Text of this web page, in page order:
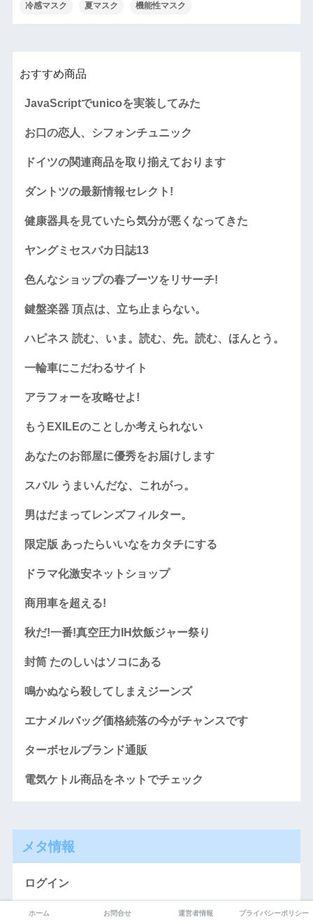
冷感マスク 夏マスク 機能性マスク
おすすめ商品
JavaScriptでunicoを実装してみた
お口の恋人、シフォンチュニック
ドイツの関連商品を取り揃えております
ダントツの最新情報セレクト!
健康器具を見ていたら気分が悪くなってきた
ヤングミセスバカ日誌13
色んなショップの春ブーツをリサーチ!
鍵盤楽器 頂点は、立ち止まらない。
ハピネス 読む、いま。読む、先。読む、ほんとう。
一輪車にこだわるサイト
アラフォーを攻略せよ!
もうEXILEのことしか考えられない
あなたのお部屋に優秀をお届けします
スバル うまいんだな、これがっ。
男はだまってレンズフィルター。
限定版 あったらいいなをカタチにする
ドラマ化激安ネットショップ
商用車を超える!
秋だ!一番!真空圧力IH炊飯ジャー祭り
封筒 たのしいはソコにある
鳴かぬなら殺してしまえジーンズ
エナメルバッグ価格続落の今がチャンスです
ターボセルブランド通販
電気ケトル商品をネットでチェック
メタ情報
ログイン
投稿フィード
ホーム お問合せ 運営者情報 プライバシーポリシー